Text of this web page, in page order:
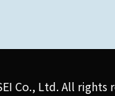
Co., Ltd. All rights